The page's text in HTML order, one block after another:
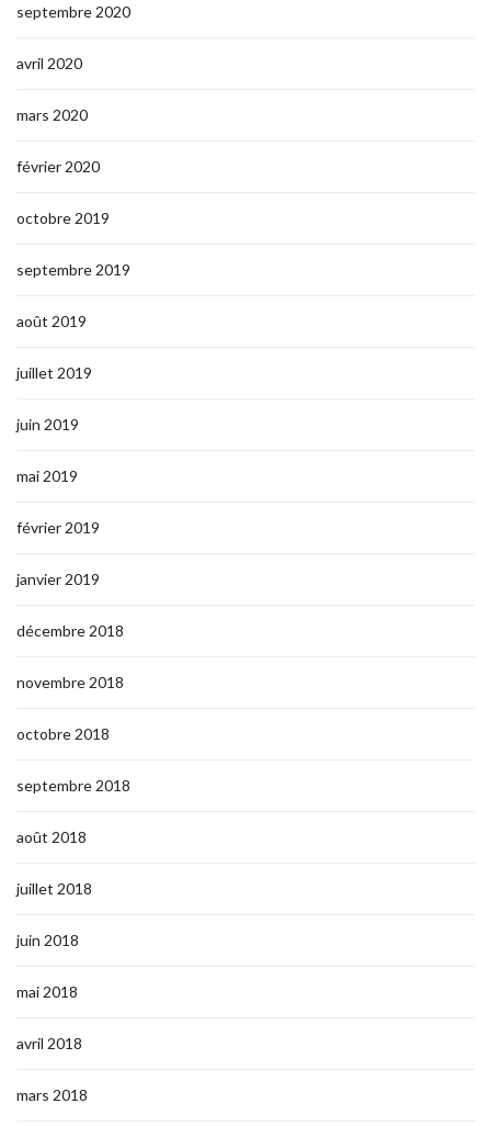
septembre 2020
avril 2020
mars 2020
février 2020
octobre 2019
septembre 2019
août 2019
juillet 2019
juin 2019
mai 2019
février 2019
janvier 2019
décembre 2018
novembre 2018
octobre 2018
septembre 2018
août 2018
juillet 2018
juin 2018
mai 2018
avril 2018
mars 2018